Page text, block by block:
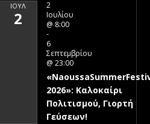
ΙΟΎΛ
2
2
Ιουλίου
@ 8:00
-
6
Σεπτεμβρίου
@ 23:00
2026»: Καλοκαίρι
Πολιτισμού, Γιορτή
Γεύσεων!